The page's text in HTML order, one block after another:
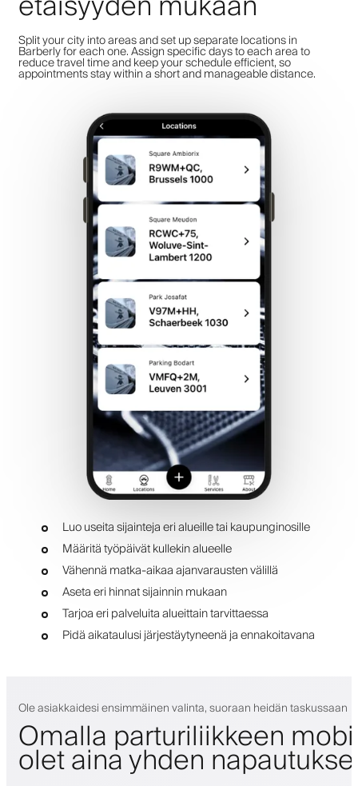
Split your city into areas and set up separate locations in
Barberly for each one. Assign specific days to each area to
reduce travel time and keep your schedule efficient, so
appointments stay within a short and manageable distance.
Luo useita sijainteja eri alueille tai kaupunginosille
Määritä työpäivät kullekin alueelle
Vähennä matka-aikaa ajanvarausten välillä
Aseta eri hinnat sijainnin mukaan
Tarjoa eri palveluita alueittain tarvittaessa
Pidä aikataulusi järjestäytyneenä ja ennakoitavana
Ole asiakkaidesi ensimmäinen valinta, suoraan heidän taskussaan
Omalla parturiliikkeen
olet aina yhden